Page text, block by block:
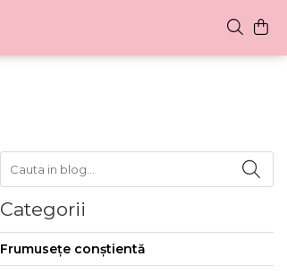
Categorii
Frumusețe conștientă